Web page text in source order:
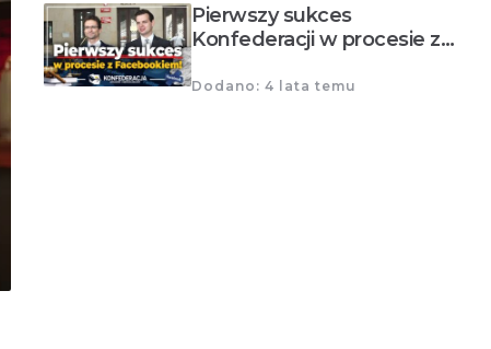
Pierwszy sukces
Konfederacji w procesie z…
Dodano: 4 lata temu